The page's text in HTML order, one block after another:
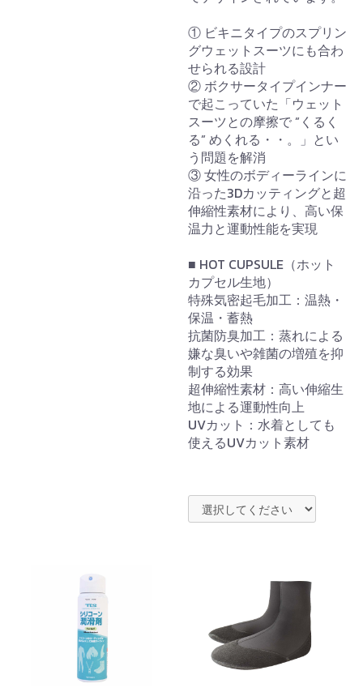
① ビキニタイプのスプリン
グウェットスーツにも合わ
せられる設計
② ボクサータイプインナー
で起こっていた「ウェット
スーツとの摩擦で ”くるく
る” めくれる・・。」とい
う問題を解消
③ 女性のボディーラインに
沿った3Dカッティングと超
伸縮性素材により、高い保
温力と運動性能を実現
■ HOT CUPSULE（ホット
カプセル生地）
特殊気密起毛加工：温熱・
保温・蓄熱
抗菌防臭加工：蒸れによる
嫌な臭いや雑菌の増殖を抑
制する効果
超伸縮性素材：高い伸縮生
地による運動性向上
UVカット：水着としても
使えるUVカット素材